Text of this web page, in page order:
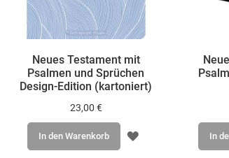
Neues Testament mit
Psalmen und Sprüchen
Design-Edition (kartoniert)
23,00 €
In den Warenkorb ZUR In